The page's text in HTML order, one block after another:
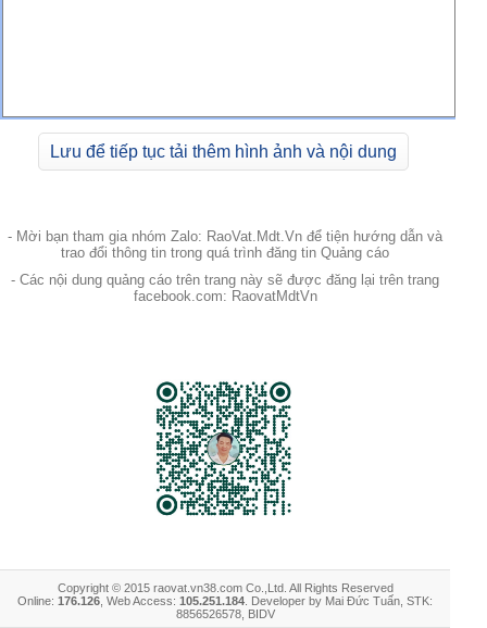
Lưu để tiếp tục tải thêm hình ảnh và nội dung
- Mời bạn tham gia nhóm Zalo: RaoVat.Mdt.Vn để tiện hướng dẫn và
trao đổi thông tin trong quá trình đăng tin Quảng cáo
- Các nội dung quảng cáo trên trang này sẽ được đăng lại trên trang
facebook.com: RaovatMdtVn
Copyright © 2015 raovat.vn38.com Co.,Ltd. All Rights Reserved
Online: 176.126 , Web Access: 105.251.184 . Developer by Mai Đức Tuấn, STK:
8856526578, BIDV